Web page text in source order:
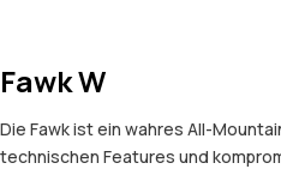
Fawk W
Die Fawk ist ein wahres All-
technischen Features und